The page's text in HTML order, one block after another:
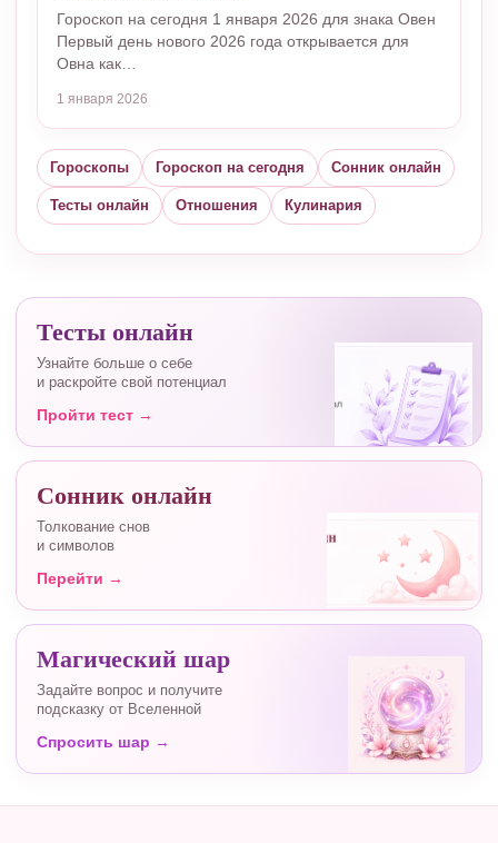
Гороскоп на сегодня 1 января 2026 для знака Овен
Первый день нового 2026 года открывается для
Овна как…
1 января 2026
Гороскопы Гороскоп на сегодня Сонник онлайн
Тесты онлайн Отношения Кулинария
Тесты онлайн
Узнайте больше о себе
и раскройте свой потенциал
Пройти тест →
Сонник онлайн
Толкование снов
и символов
Перейти →
Магический шар
Задайте вопрос и получите
подсказку от Вселенной
Спросить шар →